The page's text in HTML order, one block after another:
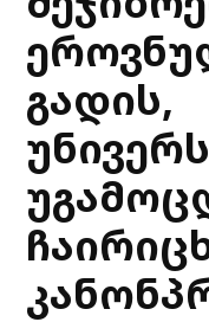
გადის,